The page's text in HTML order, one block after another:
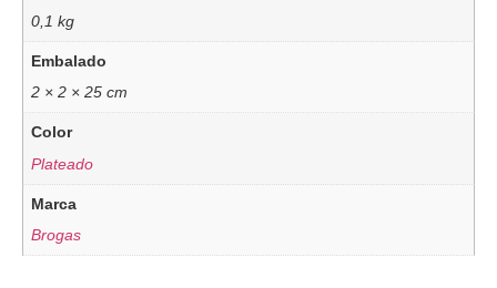
0,1 kg
Embalado
2 × 2 × 25 cm
Color
Plateado
Marca
Brogas